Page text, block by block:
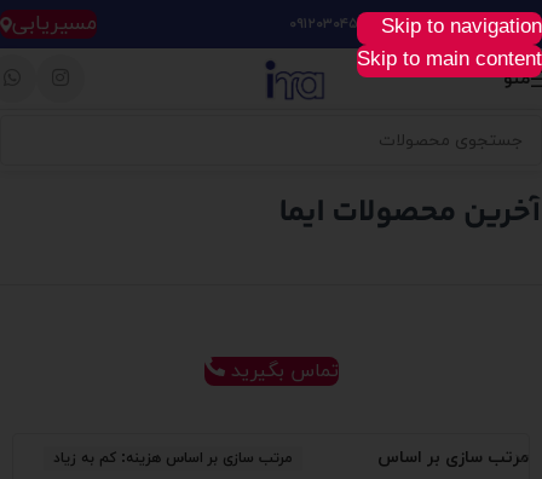
Skip to navigation
Skip to main content
خرید آسان، سریع و راحت : ۰۹۱۲۰۳۰۴۵۲۸ مسیریابی
منو
تماس بگیرید
مرتب سازی بر اساس مرتب سازی بر اساس هزینه: کم به زیاد